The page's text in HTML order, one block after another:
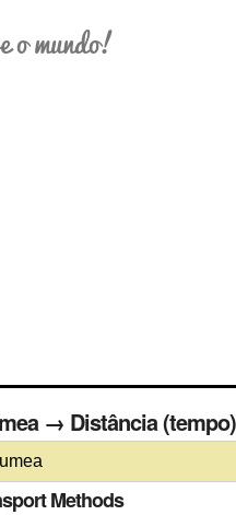
o mundo!
Noumea → Distância
Methods